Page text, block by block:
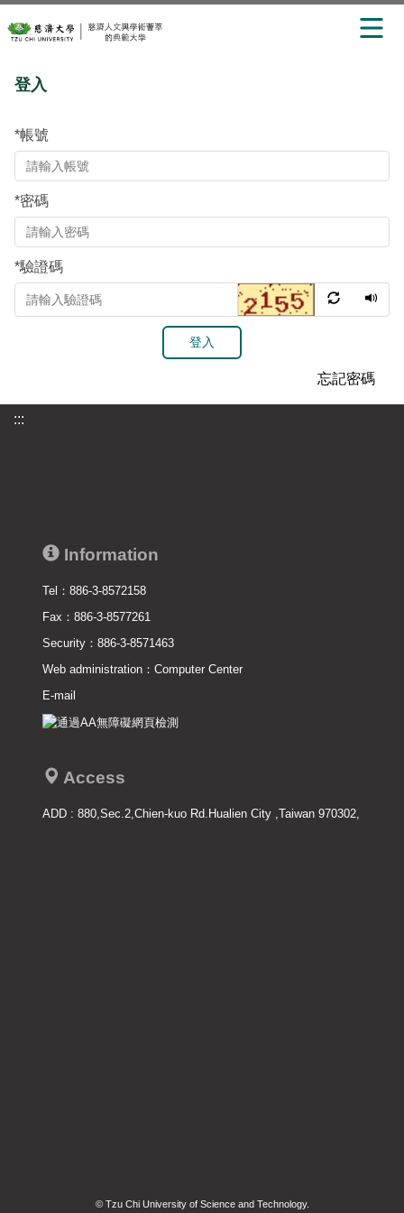
到
要
內
容
區
登入
*帳號
*密碼
*驗證碼
登入
忘記密碼
:::
Information
Tel：886-3-8572158
Fax：886-3-8577261
Security：886-3-8571463
Web administration： Computer Center
E-mail
Access
ADD : 880,Sec.2,Chien-kuo Rd.Hualien City ,Taiwan 970302,
© Tzu Chi University of Science and Technology.